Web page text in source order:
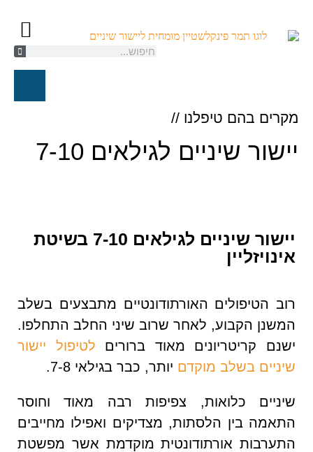
מקרים בהם טיפלנו //
יישור שיניים לגילאים 7-10
יישור שיניים לגילאים 7-10 בשיטת
אינויזליין
רוב הטיפולים האורתודונטיים מתבצעים בשלב
המשנן הקבוע, לאחר שרוב שיני החלב התחלפו.
ישנם קריטריונים מאוד ברורים לטיפול יישור
שיניים בשלב מוקדם יותר, כבר בגילאי 7-8.
שיניים כלואות, צפיפות רבה מאוד וחוסר
התאמה בין הלסתות, מצדיקים ואפילו מחייבים
התערבות אורתודונטית מוקדמת אשר מפשטת